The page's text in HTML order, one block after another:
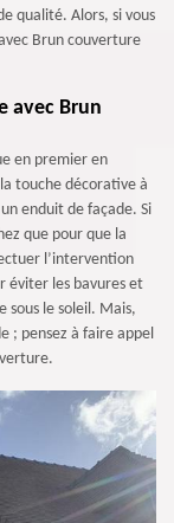
qualité. Alors, si vous
Brun couverture
avec Brun
en premier en
touche décorative à
enduit de façade. Si
que pour que la
l’intervention
éviter les bavures et
sous le soleil. Mais,
; pensez à faire appel